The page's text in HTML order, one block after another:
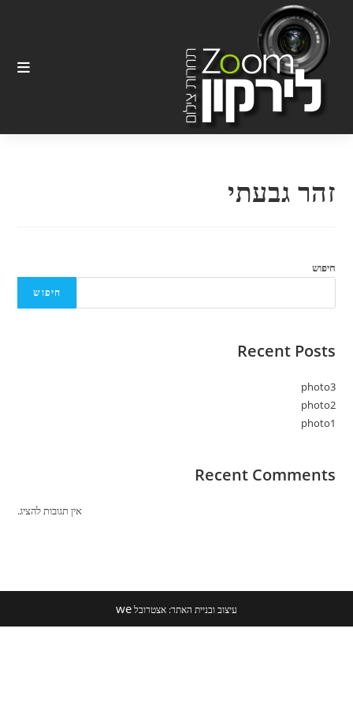
content
זהר גבעתי
חיפוש
חיפוש
Recent Posts
photo3
photo2
photo1
Recent Comments
אין תגובות להציג.
עיצוב ובניית האתר: אצטרובלwe